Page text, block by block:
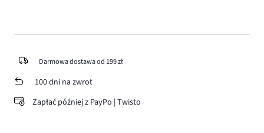
Darmowa dostawa od 199 zł
100 dni na zwrot
Zapłać później z PayPo | Twisto